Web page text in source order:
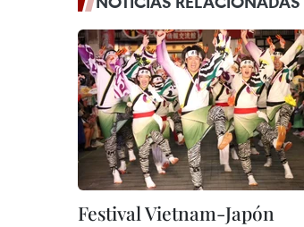
Festival Vietnam-Japón